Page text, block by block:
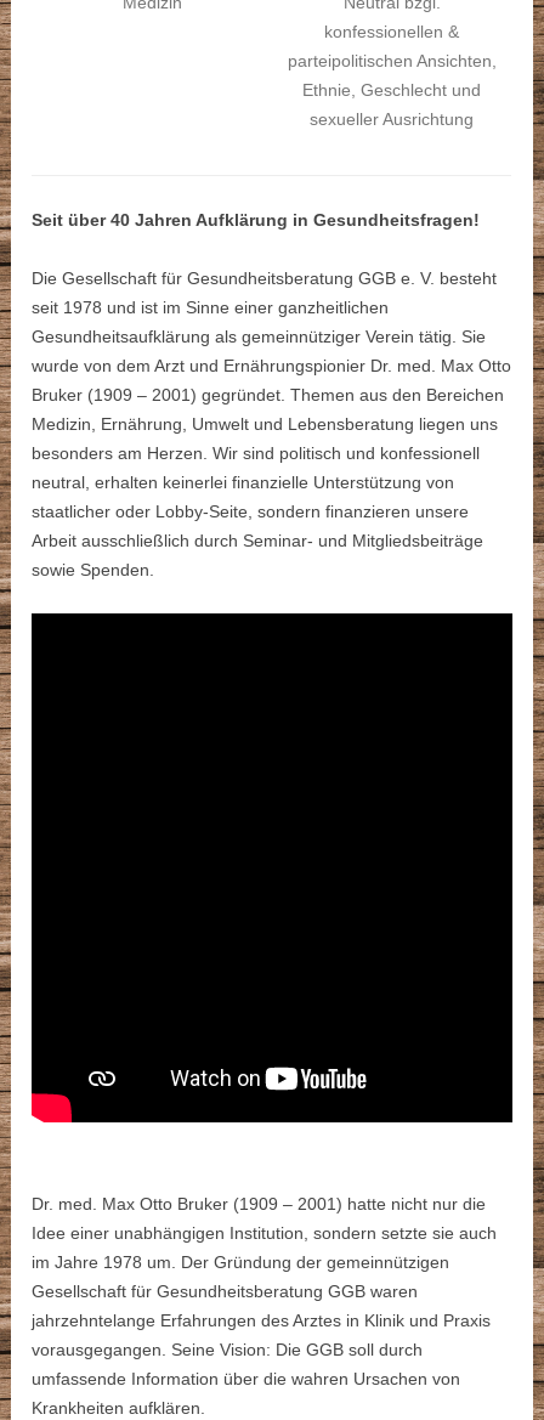
konfessionellen &
parteipolitischen Ansichten,
Ethnie, Geschlecht und
sexueller Ausrichtung
Seit über 40 Jahren Aufklärung in Gesundheitsfragen!
Die Gesellschaft für Gesundheitsberatung GGB e. V. besteht
seit 1978 und ist im Sinne einer ganzheitlichen
Gesundheitsaufklärung als gemeinnütziger Verein tätig. Sie
wurde von dem Arzt und Ernährungspionier Dr. med. Max Otto
Bruker (1909 – 2001) gegründet. Themen aus den Bereichen
Medizin, Ernährung, Umwelt und Lebensberatung liegen uns
besonders am Herzen. Wir sind politisch und konfessionell
neutral, erhalten keinerlei finanzielle Unterstützung von
staatlicher oder Lobby-Seite, sondern finanzieren unsere
Arbeit ausschließlich durch Seminar- und Mitgliedsbeiträge
sowie Spenden.
Dr. med. Max Otto Bruker (1909 – 2001) hatte nicht nur die
Idee einer unabhängigen Institution, sondern setzte sie auch
im Jahre 1978 um. Der Gründung der gemeinnützigen
Gesellschaft für Gesundheitsberatung GGB waren
jahrzehntelange Erfahrungen des Arztes in Klinik und Praxis
vorausgegangen. Seine Vision: Die GGB soll durch
umfassende Information über die wahren Ursachen von
Krankheiten aufklären.